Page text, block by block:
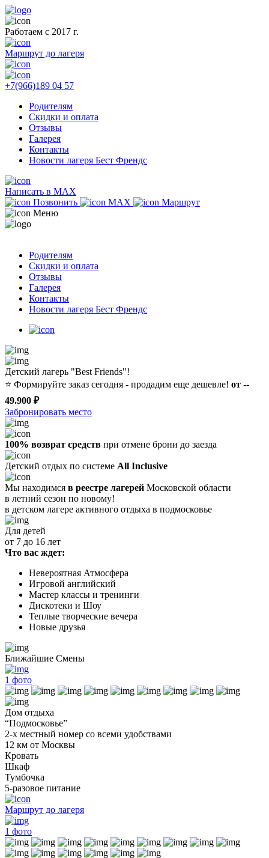
Работаем с 2017 г.
Маршрут до лагеря
+7(966)189 04 57
Родителям
Скидки и оплата
Отзывы
Галерея
Контакты
Новости лагеря Бест Френдс
Написать в MAX
Позвонить
MAX
Маршрут
Меню
Родителям
Скидки и оплата
Отзывы
Галерея
Контакты
Новости лагеря Бест Френдс
Детский лагерь "Best Friends"!
⭐️ Формируйте заказ сегодня - продадим еще дешевле! от --
49.900 ₽
Забронировать место
100% возврат средств при отмене брони до заезда
Детский отдых по системе All Inclusive
Мы находимся в реестре лагерей Московской области
в летний сезон по новому!
в детском лагере активного отдыха в подмосковье
Для детей
от 7 до 16 лет
Что вас ждет:
Невероятная Атмосфера
Игровой английский
Мастер классы и тренинги
Дискотеки и Шоу
Теплые творческие вечера
Новые друзья
Ближайшие Смены
1 фото
Дом отдыха
“Подмосковье”
2-х местный номер со всеми удобствами
12 км от Москвы
Кровать
Шкаф
Тумбочка
5-разовое питание
Маршрут до лагеря
1 фото